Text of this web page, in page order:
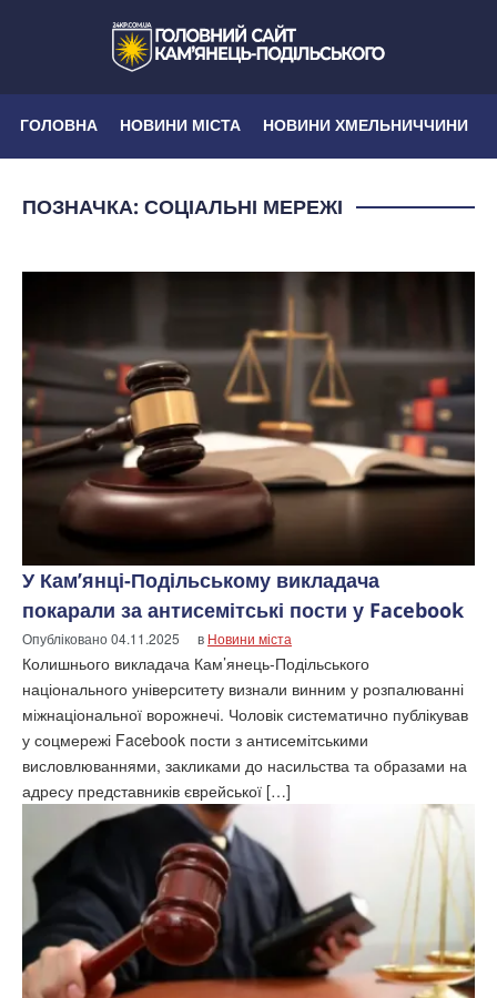
ГОЛОВНА НОВИНИ МІСТА НОВИНИ ХМЕЛЬНИЧЧИНИ
ПОЗНАЧКА: СОЦІАЛЬНІ МЕРЕЖІ
У Кам’янці-Подільському викладача
покарали за антисемітські пости у Facebook
Опубліковано04.11.2025 в Новини міста
Колишнього викладача Кам’янець-Подільського
національного університету визнали винним у розпалюванні
міжнаціональної ворожнечі. Чоловік систематично публікував
у соцмережі Facebook пости з антисемітськими
висловлюваннями, закликами до насильства та образами на
адресу представників єврейської […]